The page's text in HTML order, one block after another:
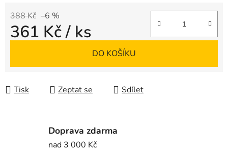
388 Kč –6 %
361 Kč/ ks
DO KOŠÍKU
Tisk Zeptat se Sdílet
Doprava zdarma
nad 3 000 Kč